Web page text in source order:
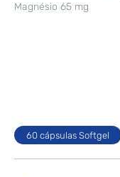
Magnésio 65 mg
60 cápsulas Softgel